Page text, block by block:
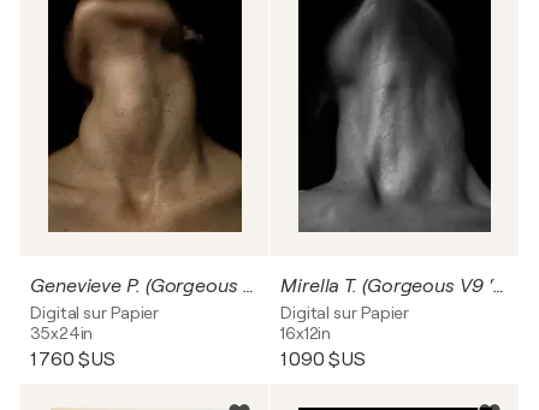
Genevieve P. (Gorgeous V9 ‘Venus’)
Digital sur Papier
35x24in
1 760 $US
Mirella T. (Gorgeous V9 ‘Venus’)
Digital sur Papier
16x12in
1 090 $US